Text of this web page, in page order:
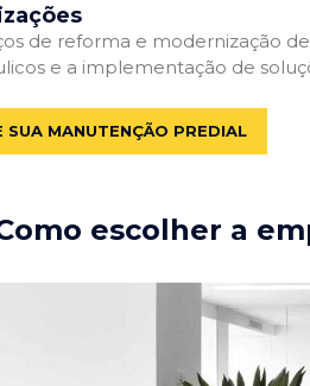
de reforma e modernização
e a implementação de
SUA MANUTENÇÃO PREDIAL
escolher a